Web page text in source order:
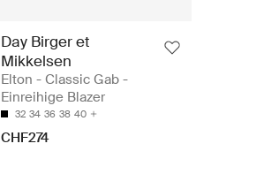
Day Birger et
Mikkelsen
Elton - Classic Gab -
Einreihige Blazer
32 34 36 38 40
CHF274